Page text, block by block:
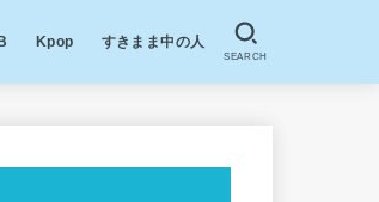
Kpop すきまま中の人
SEARCH